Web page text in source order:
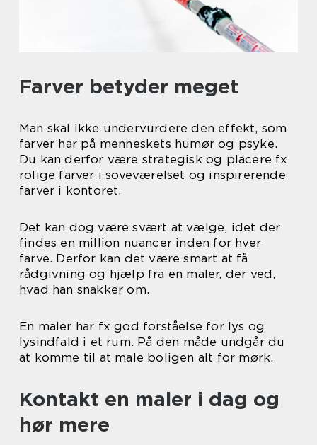
Farver betyder meget
Man skal ikke undervurdere den effekt, som
farver har på menneskets humør og psyke.
Du kan derfor være strategisk og placere fx
rolige farver i soveværelset og inspirerende
farver i kontoret.
Det kan dog være svært at vælge, idet der
findes en million nuancer inden for hver
farve. Derfor kan det være smart at få
rådgivning og hjælp fra en maler, der ved,
hvad han snakker om.
En maler har fx god forståelse for lys og
lysindfald i et rum. På den måde undgår du
at komme til at male boligen alt for mørk.
Kontakt en maler i dag og
hør mere